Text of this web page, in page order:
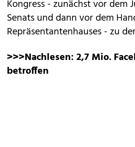
Kongress - zunächst vor dem
Senats und dann vor dem
Repräsentantenhauses - zu
>>>Nachlesen:2,7 Mio.
betroffen